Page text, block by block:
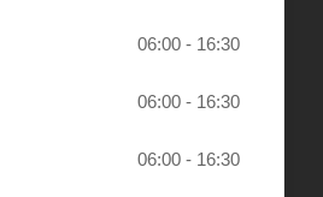
06:00 - 16:30
06:00 - 16:30
06:00 - 16:30